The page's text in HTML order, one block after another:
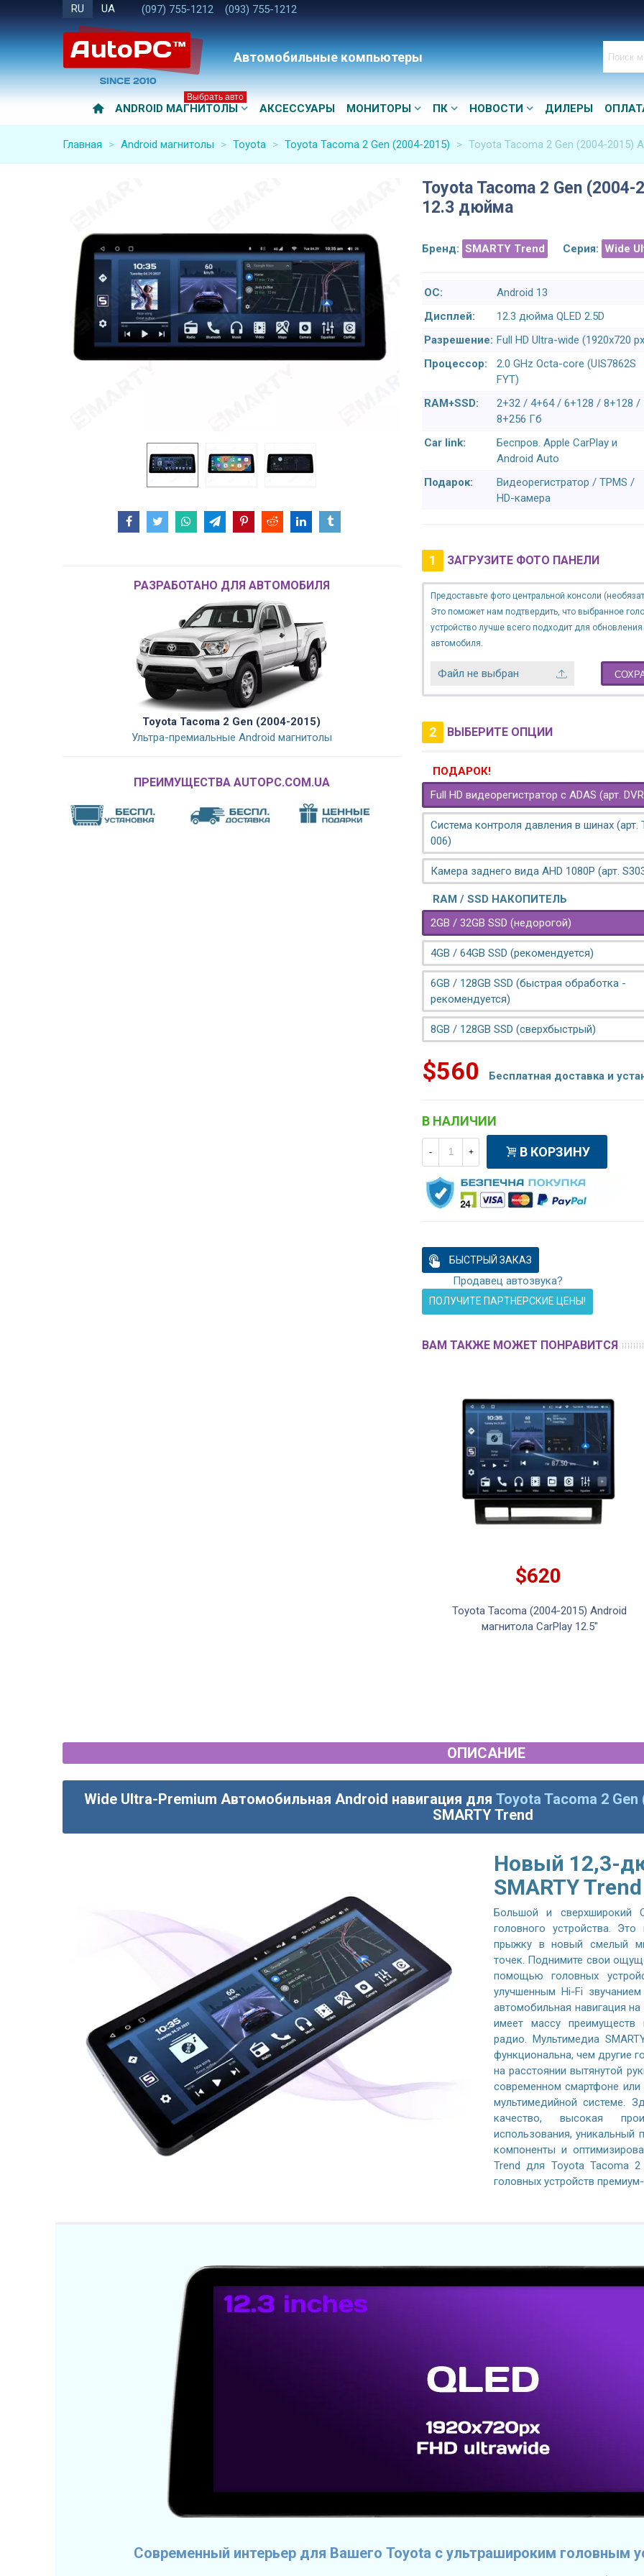
RU UA (097) 755-1212 (093) 755-1212
Автомобильные компьютеры
ANDROID МАГНИТОЛЫ
Выбрать авто
АКСЕССУАРЫ МОНИТОРЫ ПК НОВОСТИ ДИЛЕРЫ
Главная > Android магнитолы > Toyota > Toyota Tacoma 2 Gen (2004-2015) > Toyota Tacoma 2 Gen (2004-2015)
РАЗРАБОТАНО ДЛЯ АВТОМОБИЛЯ
Toyota Tacoma 2 Gen (2004-2015)
Ультра-премиальные Android магнитолы
ПРЕИМУЩЕСТВА AUTOPC.COM.UA
Toyota Tacoma 2 Gen
12.3 дюйма
Бренд: SMARTY Trend Серия: Wide
ОС:
Android 13
Дисплей:
12.3 дюйма QLED 2.5D
Разрешение: Full HD Ultra-wide (1920x720
Процессор:
2.0 GHz Octa-core (UIS7862S
FYT)
RAM+SSD:
2+32 / 4+64 / 6+128 / 8+128 /
8+256 Гб
Car link:
Беспров. Apple CarPlay и
Android Auto
Подарок:
Видеорегистратор / TPMS /
HD-камера
1 ЗАГРУЗИТЕ ФОТО ПАНЕЛИ
Предоставьте фото центральной консоли
Это поможет нам подтвердить, что выбранное
устройство лучше всего подходит для
автомобиля.
Файл не выбран
2 ВЫБЕРИТЕ ОПЦИИ
ПОДАРОК!
Full HD видеорегистратор с ADAS (арт.
Система контроля давления в шинах (арт.
006)
Камера заднего вида AHD 1080P (арт.
RAM / SSD НАКОПИТЕЛЬ
2GB / 32GB SSD (недорогой)
4GB / 64GB SSD (рекомендуется)
6GB / 128GB SSD (быстрая обработка -
рекомендуется)
8GB / 128GB SSD (сверхбыстрый)
$560 Бесплатная доставка и
В НАЛИЧИИ
- + В КОРЗИНУ
БЫСТРЫЙ ЗАКАЗ
Продавец автозвука?
ПОЛУЧИТЕ ПАРТНЕРСКИЕ ЦЕНЫ!
ВАМ ТАКЖЕ МОЖЕТ ПОНРАВИТСЯ
$620
Toyota Tacoma (2004-2015) Android
магнитола CarPlay 12.5"
ОПИСАНИЕ
Wide Ultra-Premium Автомобильная Android навигация для Toyota Tacoma 2 Gen
SMARTY Trend
Новый 12,3-
SMARTY Trend
Большой и сверхширокий
головного устройства.
прыжку в новый смелый
точек. Поднимите свои
помощью головных
улучшенным Hi-Fi
автомобильная навигация
имеет массу
радио. Мультимедиа
функциональна, чем другие
на расстоянии вытянутой
современном смартфоне или
мультимедийной системе.
качество, высокая
использования, уникальный
компоненты и
Trend для Toyota Tacoma
головных устройств
Современный интерьер для Вашего Toyota с ультрашироким головным